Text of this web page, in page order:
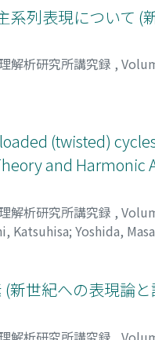
系列表現について (
解析研究所講究録 ,
(twisted)
and Harmonic
解析研究所講究録 ,
Katsuhisa; Yoshida,
新世紀への表現論